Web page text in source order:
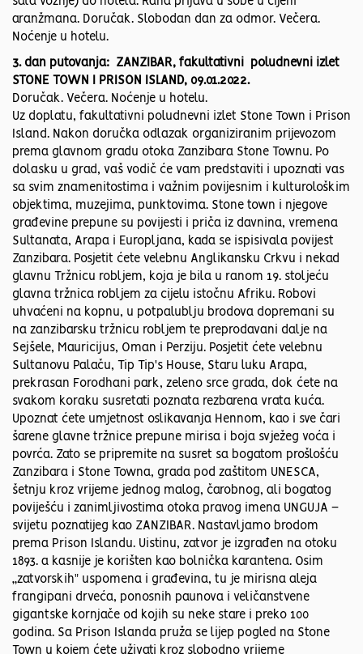
aranžmana. Doručak. Slobodan dan za odmor. Večera.
Noćenje u hotelu.
3. dan putovanja: ZANZIBAR, fakultativni poludnevni izlet
STONE TOWN I PRISON ISLAND, 09.01.2022.
Doručak. Večera. Noćenje u hotelu.
Uz doplatu, fakultativni poludnevni izlet Stone Town i Prison
Island. Nakon doručka odlazak organiziranim prijevozom
prema glavnom gradu otoka Zanzibara Stone Townu. Po
dolasku u grad, vaš vodič će vam predstaviti i upoznati vas
sa svim znamenitostima i važnim povijesnim i kulturološkim
objektima, muzejima, punktovima. Stone town i njegove
građevine prepune su povijesti i priča iz davnina, vremena
Sultanata, Arapa i Europljana, kada se ispisivala povijest
Zanzibara. Posjetit ćete velebnu Anglikansku Crkvu i nekad
glavnu Tržnicu robljem, koja je bila u ranom 19. stoljeću
glavna tržnica robljem za cijelu istočnu Afriku. Robovi
uhvaćeni na kopnu, u potpalublju brodova dopremani su
na zanzibarsku tržnicu robljem te preprodavani dalje na
Sejšele, Mauricijus, Oman i Perziju. Posjetit ćete velebnu
Sultanovu Palaču, Tip Tip's House, Staru luku Arapa,
prekrasan Forodhani park, zeleno srce grada, dok ćete na
svakom koraku susretati poznata rezbarena vrata kuća.
Upoznat ćete umjetnost oslikavanja Hennom, kao i sve čari
šarene glavne tržnice prepune mirisa i boja svježeg voća i
povrća. Zato se pripremite na susret sa bogatom prošlošću
Zanzibara i Stone Towna, grada pod zaštitom UNESCA,
šetnju kroz vrijeme jednog malog, čarobnog, ali bogatog
poviješću i zanimljivostima otoka pravog imena UNGUJA –
svijetu poznatijeg kao ZANZIBAR. Nastavljamo brodom
prema Prison Islandu. Uistinu, zatvor je izgrađen na otoku
1893. a kasnije je korišten kao bolnička karantena. Osim
„zatvorskih" uspomena i građevina, tu je mirisna aleja
frangipani drveća, ponosnih paunova i veličanstvene
gigantske kornjače od kojih su neke stare i preko 100
godina. Sa Prison Islanda pruža se lijep pogled na Stone
Town u kojem ćete uživati kroz slobodno vrijeme